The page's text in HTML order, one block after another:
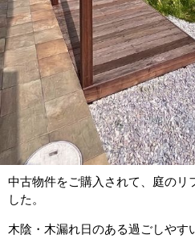
中古物件をご購入されて、庭のリ
した。
木陰・木漏れ日のある過ごしやす